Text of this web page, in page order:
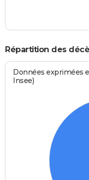
Répartition des
Données exprimées
Insee)